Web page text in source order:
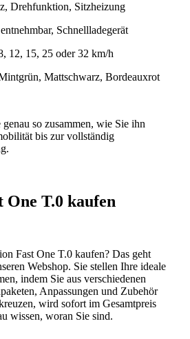
Drehfunktion, Sitzheizung
Schnellladegerät
12, 15, 25 oder 32 km/h
Mattschwarz, Bordeauxrot
so zusammen, wie Sie ihn
bis zur vollständig
T.0 kaufen
Fast One T.0 kaufen? Das geht
Webshop. Sie stellen Ihre ideale
indem Sie aus verschiedenen
Anpassungen und Zubehör
wird sofort im Gesamtpreis
wissen, woran Sie sind.